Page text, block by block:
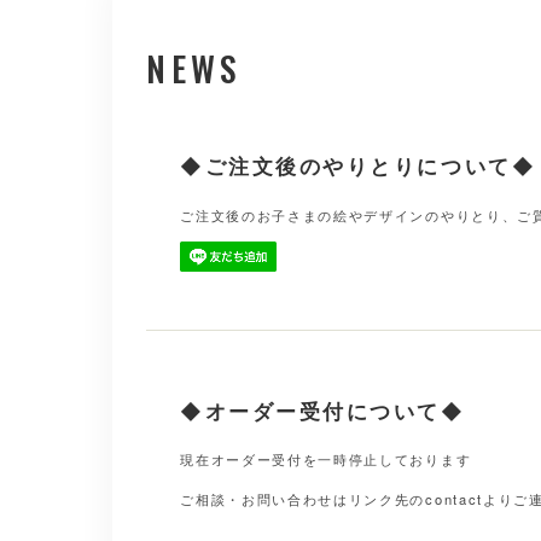
NEWS
◆ご注文後のやりとりについて◆
ご注文後のお子さまの絵やデザインのやりとり、ご
◆オーダー受付について◆
現在オーダー受付を一時停止しております
ご相談・お問い合わせはリンク先のcontactよりご